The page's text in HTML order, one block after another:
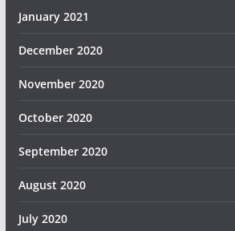
January 2021
December 2020
November 2020
October 2020
September 2020
August 2020
July 2020